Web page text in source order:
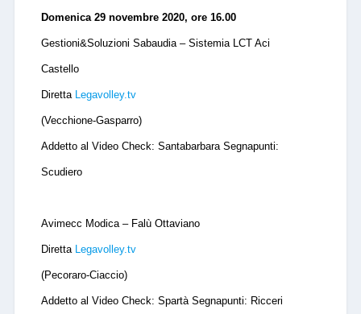
Domenica 29 novembre 2020, ore 16.00
Gestioni&Soluzioni Sabaudia – Sistemia LCT Aci
Castello
Diretta Legavolley.tv
(Vecchione-Gasparro)
Addetto al Video Check: Santabarbara Segnapunti:
Scudiero
Avimecc Modica – Falù Ottaviano
Diretta Legavolley.tv
(Pecoraro-Ciaccio)
Addetto al Video Check: Spartà Segnapunti: Ricceri